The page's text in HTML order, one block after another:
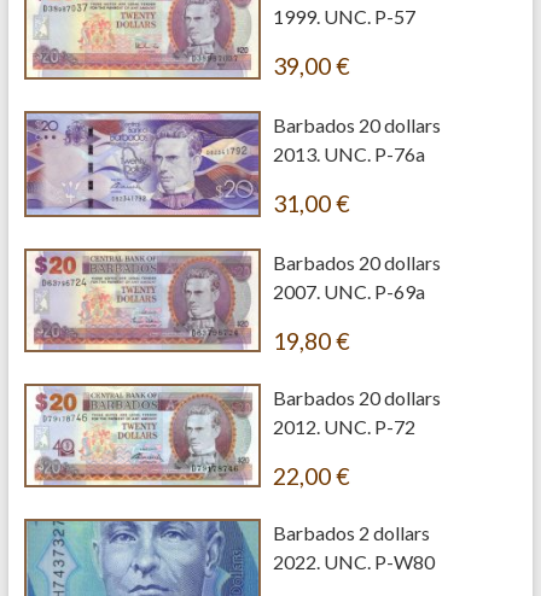
1999. UNC. P-57
39,00€
Barbados 20 dollars
2013. UNC. P-76a
31,00€
Barbados 20 dollars
2007. UNC. P-69a
19,80€
Barbados 20 dollars
2012. UNC. P-72
22,00€
Barbados 2 dollars
2022. UNC. P-W80